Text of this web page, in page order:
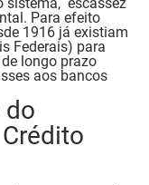
Para efeito
1916 já existiam
Federais) para
longo prazo
aos bancos
do